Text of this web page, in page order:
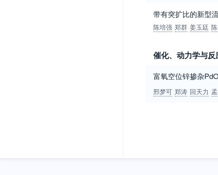
带有突扩比的新型
陈培强 郑群 姜玉廷
催化、动力学与反
富氧空位锌掺杂
邢梦可 郑涛 回天力